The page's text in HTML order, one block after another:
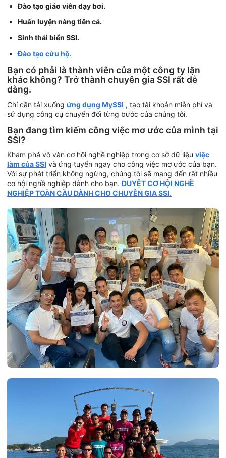
Đào tạo giáo viên dạy bơi.
Huấn luyện nàng tiên cá.
Sinh thái biển SSI.
Đào tạo cứu hộ.
Bạn có phải là thành viên của một công ty lặn
khác không? Trở thành chuyên gia SSI rất dễ
dàng.
Chỉ cần tải xuống ứng dụng MySSI , tạo tài khoản miễn phí và
sử dụng công cụ chuyển đổi từng bước của chúng tôi.
Bạn đang tìm kiếm công việc mơ ước của mình tại
SSI?
Khám phá vô vàn cơ hội nghề nghiệp trong cơ sở dữ liệu việc
làm của SSI và ứng tuyển ngay cho công việc mơ ước của bạn.
Với sự phát triển không ngừng, chúng tôi sẽ mang đến rất nhiều
cơ hội nghề nghiệp dành cho bạn. DUYỆT CƠ HỘI NGHỀ
NGHIỆP TOÀN CẦU DÀNH CHO CHUYÊN GIA SSI.